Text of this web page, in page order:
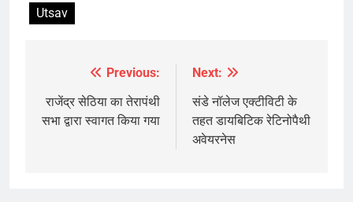
Utsav
navigation
Previous:
राजेंद्र सेठिया का तेरापंथी
सभा द्वारा स्वागत किया गया
Next:
संडे नॉलेज एक्टीविटी के
तहत डायबिटिक रेटिनोपैथी
अवेयरनेस